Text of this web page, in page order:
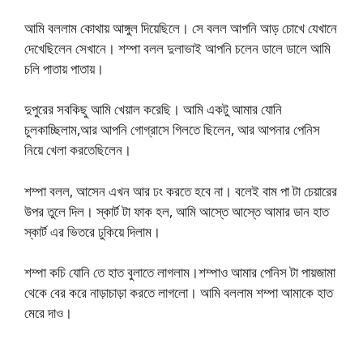
আমি বললাম কোথায় আঙ্গুল দিয়েছিলে। সে বলল আপনি আড় চোখে যেখানে
দেখেছিলেন সেখানে। শম্পা বলল দুলাভাই আপনি চলেন ডালে ডালে আমি
চলি পাতায় পাতায়।
দুপুরের সবকিছু আমি খেয়াল করেছি। আমি একটু আমার যোনি
চুলকাচ্ছিলাম,আর আপনি গোগ্রাসে গিলতে ছিলেন, আর আপনার পেনিস
নিয়ে খেলা করতেছিলেন।
শম্পা বলল, আসেন এখন আর ঢং করতে হবে না। বলেই বাম পা টা চেয়ারের
উপর তুলে দিল। স্কার্ট টা ফাক হল, আমি আস্তে আস্তে আমার ডান হাত
স্কার্ট এর ভিতরে ঢুকিয়ে দিলাম।
শম্পা কচি যোনি তে হাত বুলাতে লাগলাম।শম্পাও আমার পেনিস টা পায়জামা
থেকে বের করে নাড়াচাড়া করতে লাগলো। আমি বললাম শম্পা আমাকে হাত
মেরে দাও।